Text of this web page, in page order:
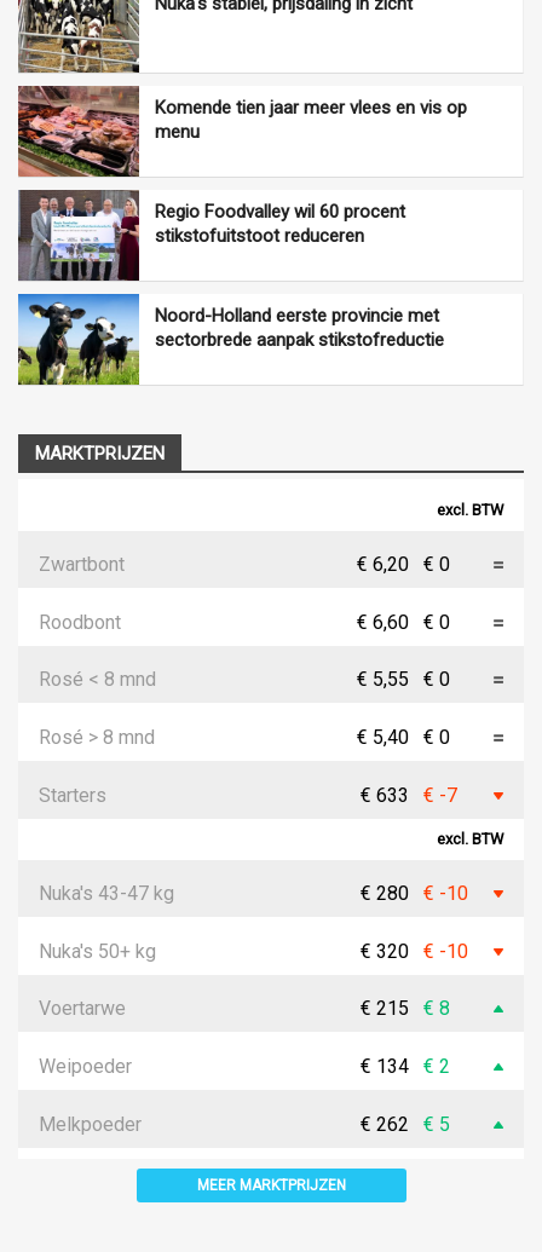
Komende tien jaar meer vlees en vis op
menu
Regio Foodvalley wil 60 procent
stikstofuitstoot reduceren
Noord-Holland eerste provincie met
sectorbrede aanpak stikstofreductie
MARKTPRIJZEN
excl. BTW
Zwartbont € 6,20 € 0
Roodbont € 6,60 € 0
Rosé < 8 mnd € 5,55 € 0
Rosé > 8 mnd € 5,40 € 0
Starters € 633 € -7
excl. BTW
Nuka's 43-47 kg € 280 € -10
Nuka's 50+ kg € 320 € -10
Voertarwe € 215 € 8
Weipoeder € 134 € 2
Melkpoeder € 262 € 5
MEER MARKTPRIJZEN